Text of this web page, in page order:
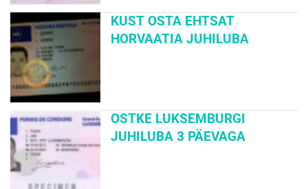
KUST OSTA EHTSAT
HORVAATIA JUHILUBA
OSTKE LUKSEMBURGI
JUHILUBA 3 PÄEVAGA